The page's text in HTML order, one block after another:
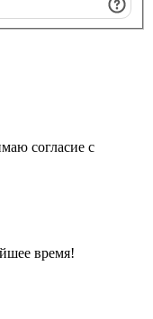
согласие с
время!